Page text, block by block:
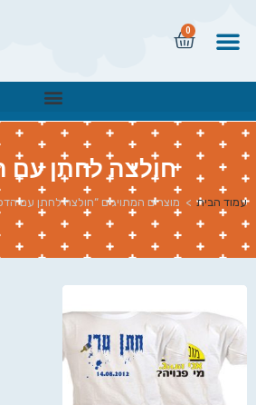
0
חולצה לחתן עם
עמוד הבית > מוצרים המתויגים “חולצה לחתן עם